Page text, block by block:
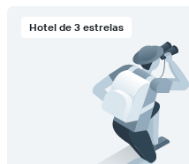
Hotel de 3 estrelas